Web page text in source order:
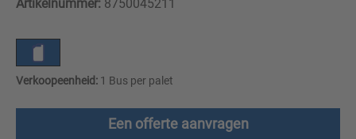
Artikelnummer: 8750045211
Verkoopeenheid: 1 Bus per palet
Een offerte aanvragen